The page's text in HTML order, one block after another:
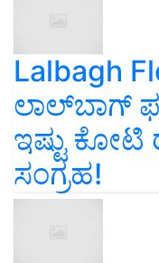
Lalbagh
ಲಾಲ್‌ಬಾಗ್
ಇಷ್ಟು
ಸಂಗ್ರಹ!